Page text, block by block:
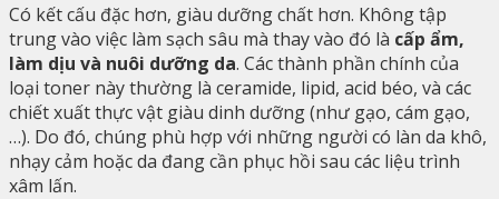
Có kết cấu đặc hơn, giàu dưỡng chất hơn. Không tập
trung vào việc làm sạch sâu mà thay vào đó là cấp ẩm,
làm dịu và nuôi dưỡng da. Các thành phần chính của
loại toner này thường là ceramide, lipid, acid béo, và các
chiết xuất thực vật giàu dinh dưỡng (như gạo, cám gạo,
…). Do đó, chúng phù hợp với những người có làn da khô,
nhạy cảm hoặc da đang cần phục hồi sau các liệu trình
xâm lấn.